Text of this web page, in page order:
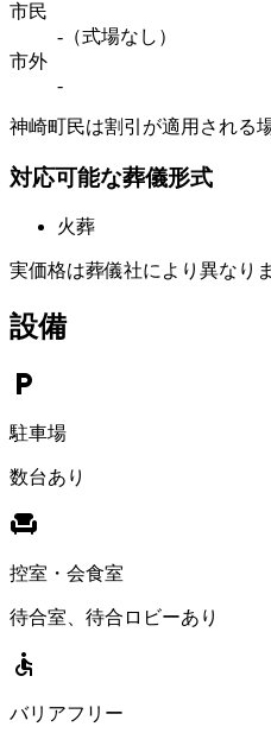
市民
-（式場なし）
市外
-
神崎町民は割引が適用される
対応可能な葬儀形式
火葬
実価格は葬儀社により異なりま
設備
local_parking
駐車場
数台あり
chair
控室・会食室
待合室、待合ロビーあり
accessible
バリアフリー